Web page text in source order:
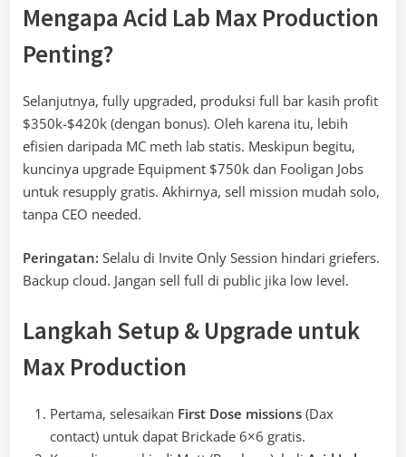
Mengapa Acid Lab Max Production
Penting?
Selanjutnya, fully upgraded, produksi full bar kasih profit
$350k-$420k (dengan bonus). Oleh karena itu, lebih
efisien daripada MC meth lab statis. Meskipun begitu,
kuncinya upgrade Equipment $750k dan Fooligan Jobs
untuk resupply gratis. Akhirnya, sell mission mudah solo,
tanpa CEO needed.
Peringatan: Selalu di Invite Only Session hindari griefers.
Backup cloud. Jangan sell full di public jika low level.
Langkah Setup & Upgrade untuk
Max Production
Pertama, selesaikan First Dose missions (Dax
contact) untuk dapat Brickade 6×6 gratis.